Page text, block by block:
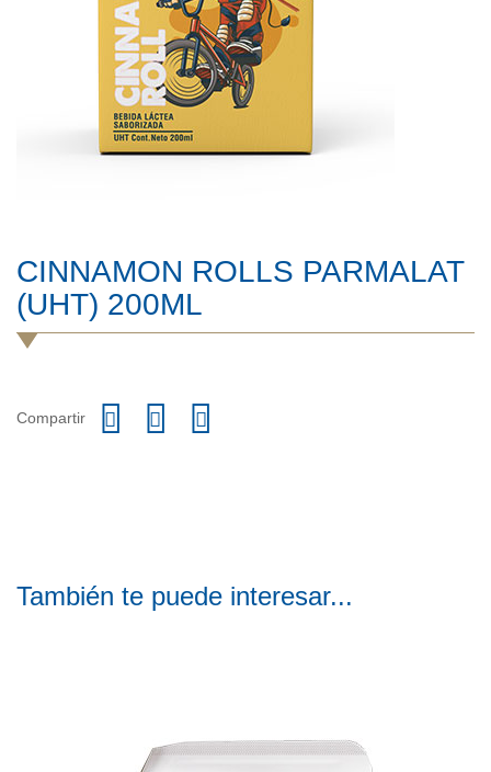
CINNAMON ROLLS PARMALAT
(UHT) 200ML
Compartir
También te puede interesar...